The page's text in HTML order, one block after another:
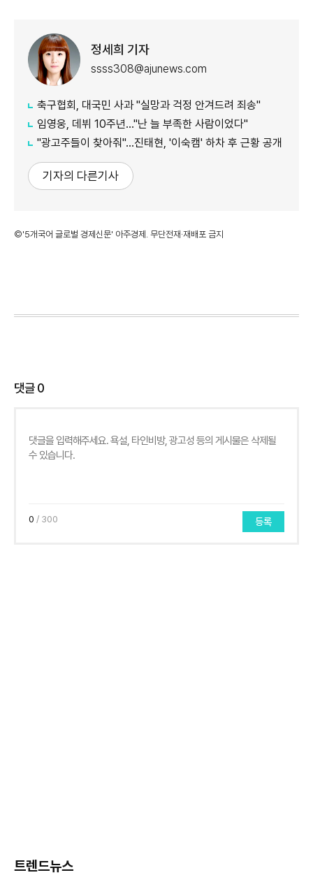
정세희 기자
ssss308@ajunews.com
축구협회, 대국민 사과 "실망과 걱정 안겨드려 죄송"
임영웅, 데뷔 10주년…"난 늘 부족한 사람이었다"
"광고주들이 찾아줘"…진태현, '이숙캠' 하차 후 근황 공개
기자의 다른기사
©'5개국어 글로벌 경제신문' 아주경제. 무단전재·재배포 금지
댓글0
0 / 300 등록
트렌드뉴스